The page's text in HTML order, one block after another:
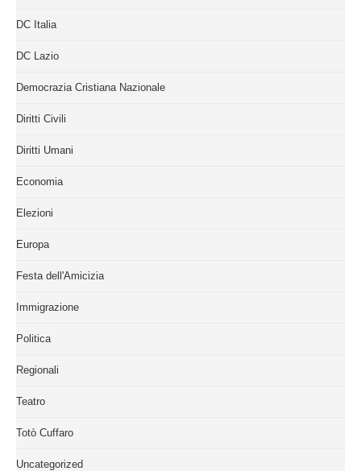
DC Italia
DC Lazio
Democrazia Cristiana Nazionale
Diritti Civili
Diritti Umani
Economia
Elezioni
Europa
Festa dell'Amicizia
Immigrazione
Politica
Regionali
Teatro
Totò Cuffaro
Uncategorized